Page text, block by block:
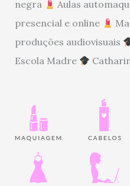
negra
Aulas
presencial e online
produções audiovisuais
Escola Madre